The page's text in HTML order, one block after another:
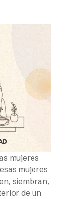
mujeres
mujeres
siembran,
de un